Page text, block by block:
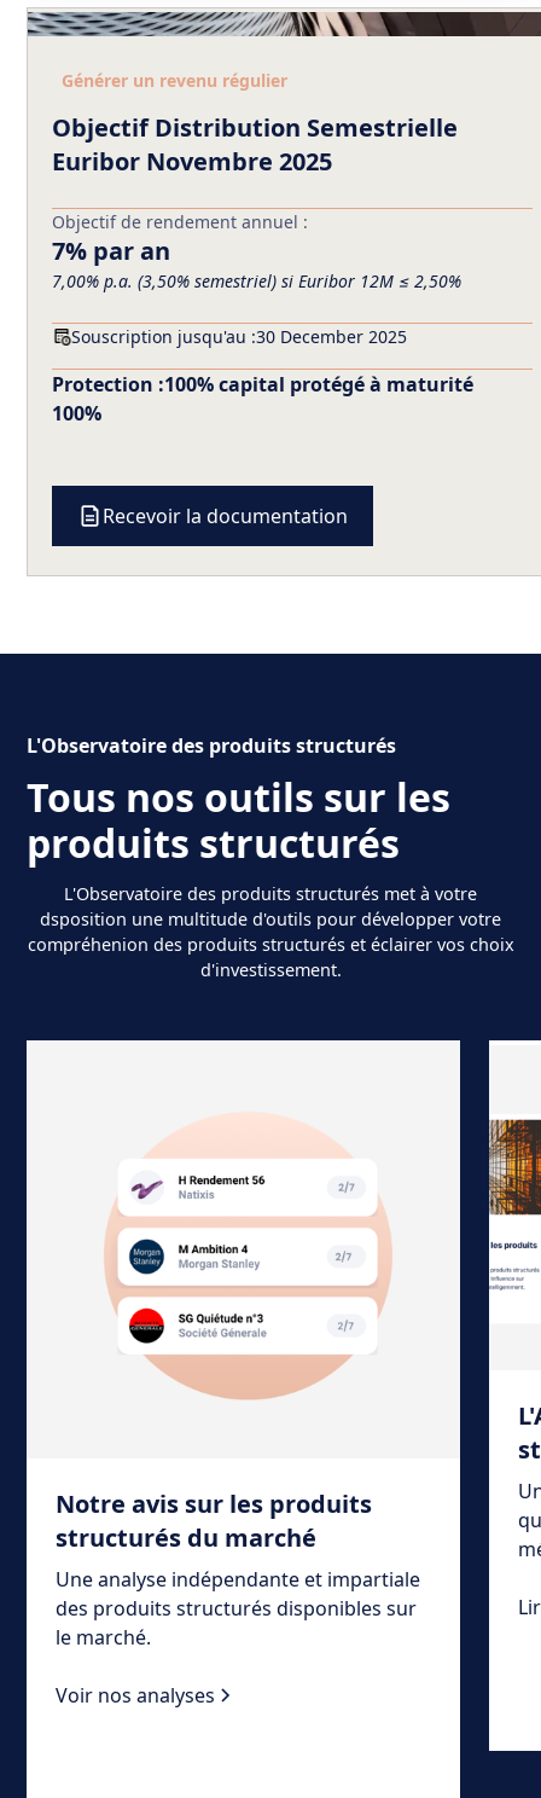
Générer un revenu régulier
Objectif Distribution Semestrielle
Euribor Novembre 2025
Objectif de rendement annuel :
7% par an
7,00% p.a. (3,50% semestriel) si Euribor 12M ≤ 2,50%
Souscription jusqu'au :30 December 2025
Protection :100% capital protégé à maturité
100%
Recevoir la documentation
L'Observatoire des produits structurés
Tous nos outils sur les
produits structurés
L'Observatoire des produits structurés met à votre
dsposition une multitude d'outils pour développer votre
compréhenion des produits structurés et éclairer vos choix
d'investissement.
Notre avis sur les produits
structurés du marché
Une analyse indépendante et impartiale
des produits structurés disponibles sur
le marché.
Voir nos analyses